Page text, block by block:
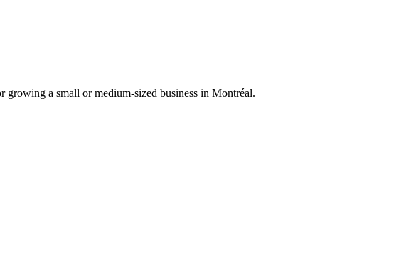
a small or medium-sized business in Montréal.